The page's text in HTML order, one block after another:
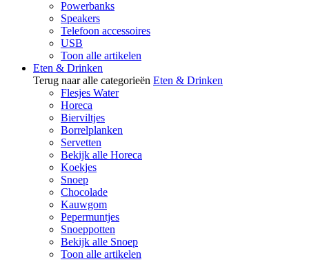
Powerbanks
Speakers
Telefoon accessoires
USB
Toon alle artikelen
Eten & Drinken
Terug naar alle categorieën Eten & Drinken
Flesjes Water
Horeca
Bierviltjes
Borrelplanken
Servetten
Bekijk alle Horeca
Koekjes
Snoep
Chocolade
Kauwgom
Pepermuntjes
Snoeppotten
Bekijk alle Snoep
Toon alle artikelen